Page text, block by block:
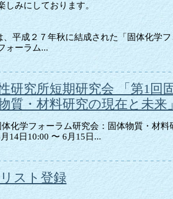
しみにしております。
、平成２７年秋に結成された「固体化学
ォーラム...
研究所短期研究会 「第1回
質・材料研究の現在と未来
化学フォーラム研究会：固体物質・材料
14日10:00 〜 6月15日...
スト登録